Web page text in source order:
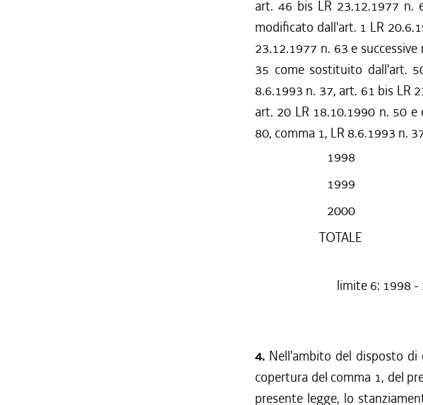
art. 46 bis LR 23.12.1977 n.
modificato dall'art. 1 LR
23.12.1977 n. 63 e
35 come sostituito dall'art.
8.6.1993 n. 37, art. 61 bis LR
art. 20 LR 18.10.1990 n. 50
80, comma 1, LR 8.6.1993 n.
1998
1999
2000
TOTALE
limite 6: 1998 -
4. Nell'ambito del disposto di
copertura del comma 1, del
presente legge, lo